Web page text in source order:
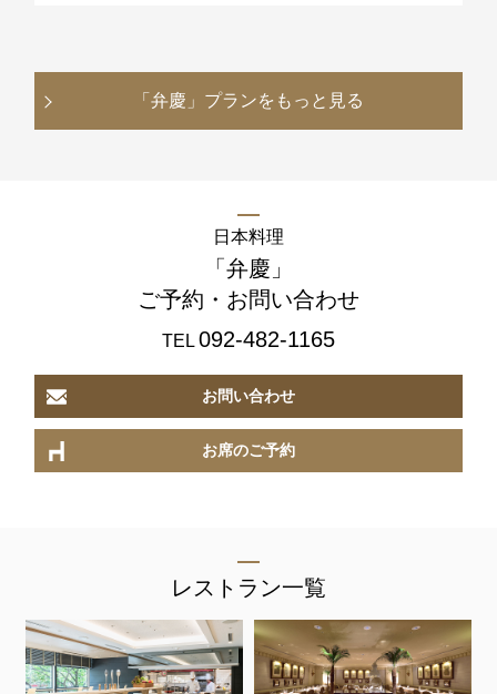
「弁慶」 プランをもっと見る
日本料理
「弁慶」
ご予約・お問い合わせ
TEL 092-482-1165
お問い合わせ
お席のご予約
レストラン一覧